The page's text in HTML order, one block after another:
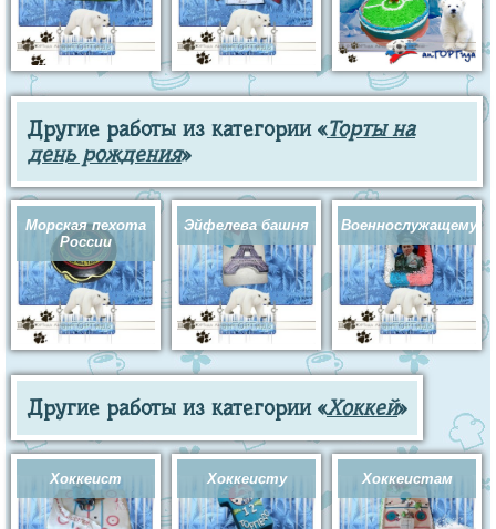
Другие работы из категории «Торты на
день рождения»
Морская пехота
России
Эйфелева башня Военнослужащему
Другие работы из категории «Хоккей»
Хоккеист Хоккеисту Хоккеистам